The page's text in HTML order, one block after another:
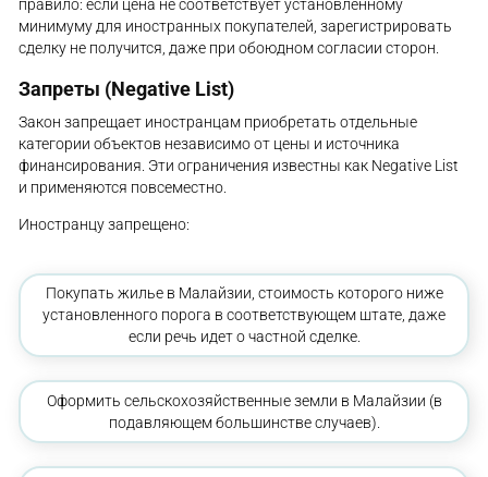
правило: если цена не соответствует установленному
минимуму для иностранных покупателей, зарегистрировать
сделку не получится, даже при обоюдном согласии сторон.
Запреты (Negative List)
Закон запрещает иностранцам приобретать отдельные
категории объектов независимо от цены и источника
финансирования. Эти ограничения известны как Negative List
и применяются повсеместно.
Иностранцу запрещено:
Покупать жилье в Малайзии, стоимость которого ниже
установленного порога в соответствующем штате, даже
если речь идет о частной сделке.
Оформить сельскохозяйственные земли в Малайзии (в
подавляющем большинстве случаев).